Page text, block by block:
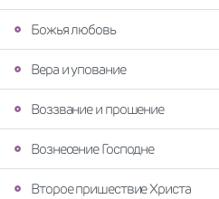
Божья любовь
Вера и упование
Воззвание и прошение
Вознесение Господне
Второе пришествие Христа